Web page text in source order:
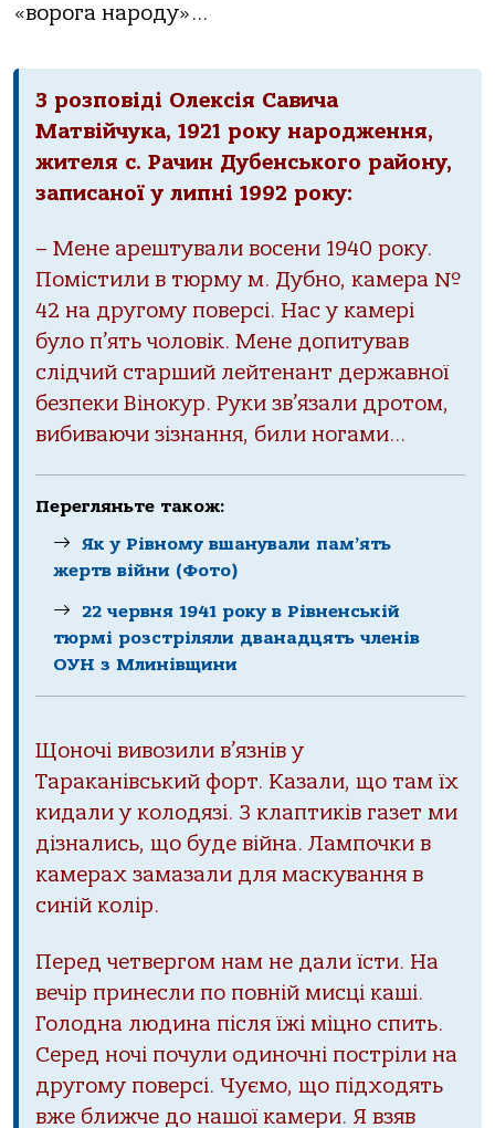
«ворога народу»…
З розповіді Олексія Савича
Матвійчука, 1921 року народження,
жителя с. Рачин Дубенського району,
записаної у липні 1992 року:
– Мене арештували восени 1940 року.
Помістили в тюрму м. Дубно, камера №
42 на другому поверсі. Нас у камері
було п’ять чоловік. Мене допитував
слідчий старший лейтенант державної
безпеки Вінокур. Руки зв’язали дротом,
вибиваючи зізнання, били ногами…
Перегляньте також:
Як у Рівному вшанували пам’ять
жертв війни (Фото)
22 червня 1941 року в Рівненській
тюрмі розстріляли дванадцять членів
ОУН з Млинівщини
Щоночі вивозили в’язнів у
Тараканівський форт. Казали, що там їх
кидали у колодязі. З клаптиків газет ми
дізнались, що буде війна. Лампочки в
камерах замазали для маскування в
синій колір.
Перед четвергом нам не дали їсти. На
вечір принесли по повній мисці каші.
Голодна людина після їжі міцно спить.
Серед ночі почули одиночні постріли на
другому поверсі. Чуємо, що підходять
вже ближче до нашої камери. Я взяв